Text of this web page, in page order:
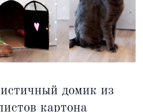
домик из
картона